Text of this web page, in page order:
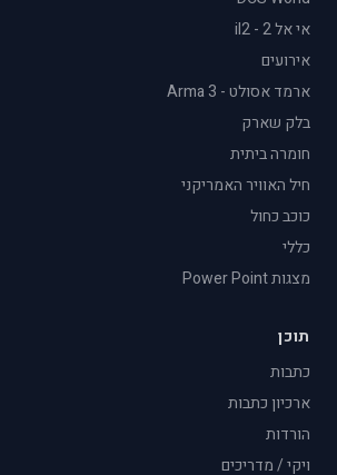
אי אל 2 - il2
אירועים
ארמד אסולט - Arma 3
בלק שארק
חומרה ביתית
חיל האוויר האמריקני
כוכב כחול
כללי
מצגות Power Point
תוכן
כתבות
ארכיון כתבות
הורדות
ויקי / מדריכים